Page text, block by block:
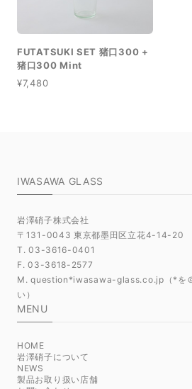
FUTATSUKI SET 猪口300 +
猪口300 Mint
¥7,480
IWASAWA GLASS
岩澤硝子株式会社
〒131-0043 東京都墨田区立花4-14-20
T. 03-3616-0401
F. 03-3618-2577
M. question*iwasawa-glass.co.jp（*を
い）
MENU
HOME
岩澤硝子について
NEWS
製品お取り扱い店舗